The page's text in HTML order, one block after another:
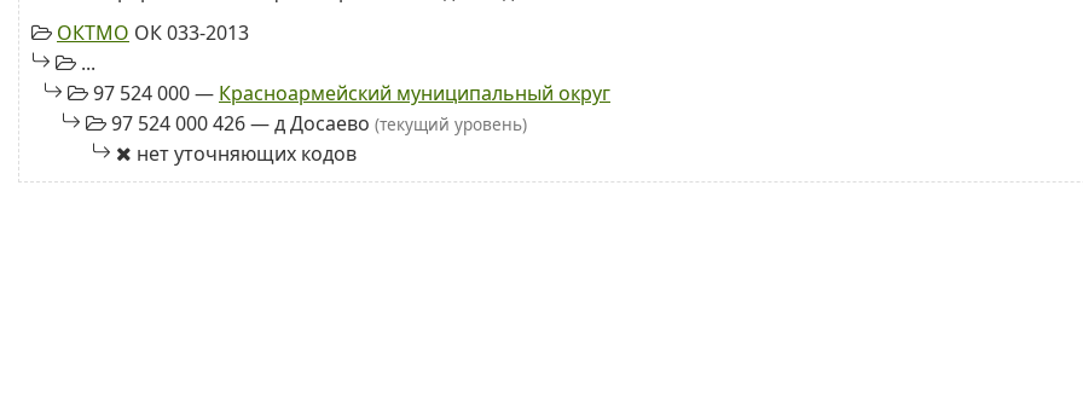
ОКТМО ОК 033-2013
...
97 524 000 — Красноармейский муниципальный округ
97 524 000 426 — д Досаево (текущий уровень)
нет уточняющих кодов